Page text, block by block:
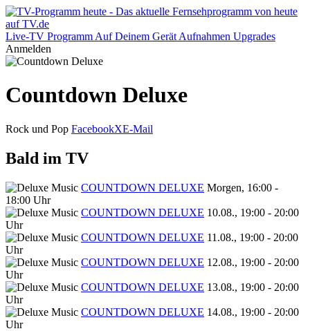
Live-TV Programm Auf Deinem Gerät Aufnahmen Upgrades
Anmelden
Countdown Deluxe
Rock und Pop FacebookXE-Mail
Bald im TV
COUNTDOWN DELUXE Morgen, 16:00 -
18:00 Uhr
COUNTDOWN DELUXE 10.08., 19:00 - 20:00
Uhr
COUNTDOWN DELUXE 11.08., 19:00 - 20:00
Uhr
COUNTDOWN DELUXE 12.08., 19:00 - 20:00
Uhr
COUNTDOWN DELUXE 13.08., 19:00 - 20:00
Uhr
COUNTDOWN DELUXE 14.08., 19:00 - 20:00
Uhr